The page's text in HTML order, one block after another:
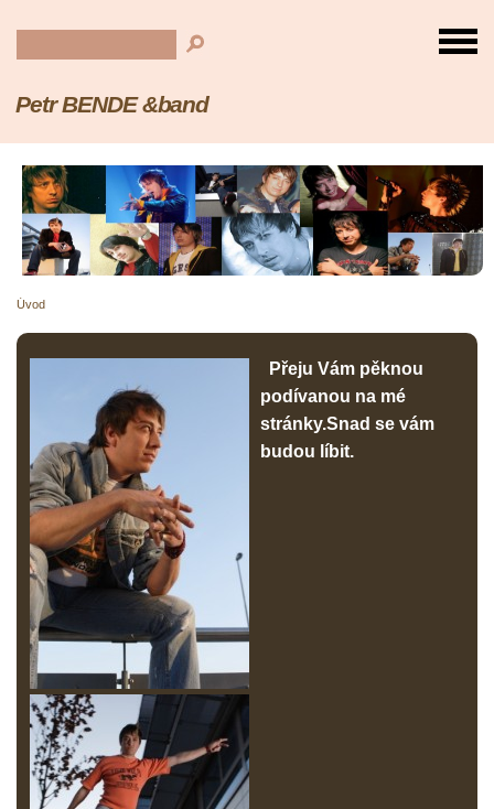
Petr BENDE &band
Úvod
Přeju Vám pěknou
podívanou na mé
stránky.Snad se vám
budou líbit.